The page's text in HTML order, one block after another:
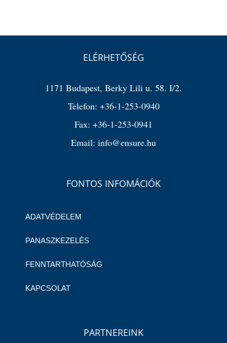
ELÉRHETŐSÉG
1171 Budapest, Berky Lili u. 58. I/2.
Telefon: +36-1-253-0940
Fax: +36-1-253-0941
Email: info@ensure.hu
FONTOS INFOMÁCIÓK
ADATVÉDELEM
PANASZKEZELÉS
FENNTARTHATÓSÁG
KAPCSOLAT
PARTNEREINK